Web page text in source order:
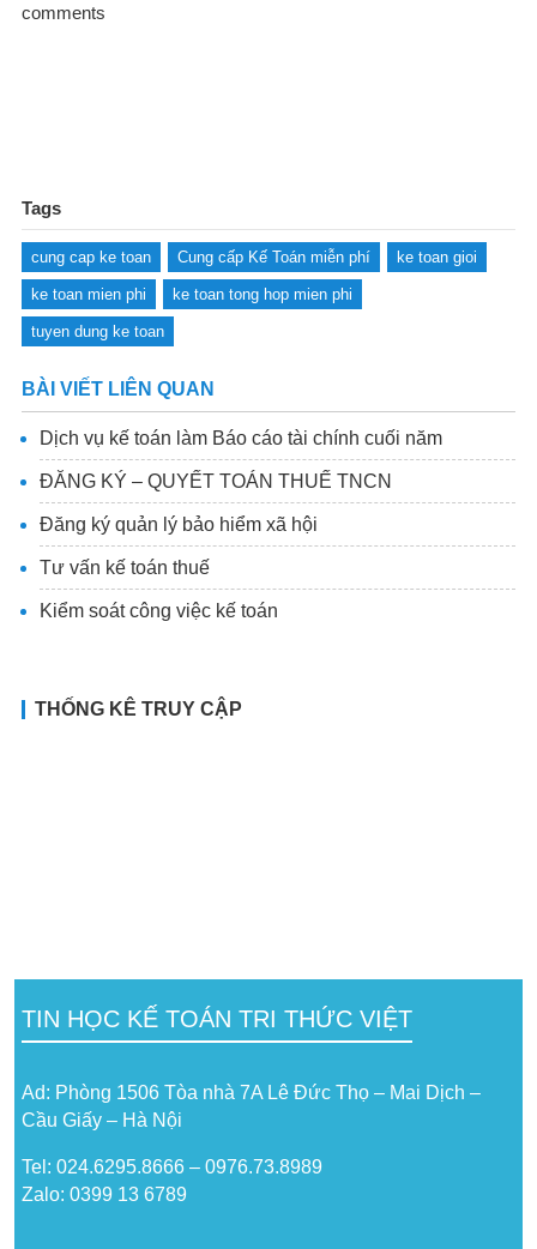
comments
Tags
cung cap ke toan Cung cấp Kế Toán miễn phí ke toan gioi
ke toan mien phi ke toan tong hop mien phi
tuyen dung ke toan
BÀI VIẾT LIÊN QUAN
Dịch vụ kế toán làm Báo cáo tài chính cuối năm
ĐĂNG KÝ – QUYẾT TOÁN THUẾ TNCN
Đăng ký quản lý bảo hiểm xã hội
Tư vấn kế toán thuế
Kiểm soát công việc kế toán
THỐNG KÊ TRUY CẬP
TIN HỌC KẾ TOÁN TRI THỨC VIỆT
Ad: Phòng 1506 Tòa nhà 7A Lê Đức Thọ – Mai Dịch –
Cầu Giấy – Hà Nội
Tel: 024.6295.8666 – 0976.73.8989
Zalo: 0399 13 6789